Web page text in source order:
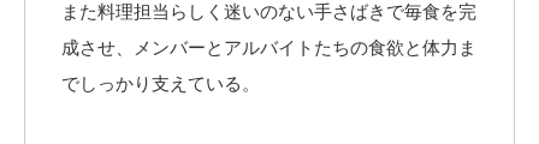
また料理担当らしく迷いのない手さばきで毎食を完
成させ、メンバーとアルバイトたちの食欲と体力ま
でしっかり支えている。